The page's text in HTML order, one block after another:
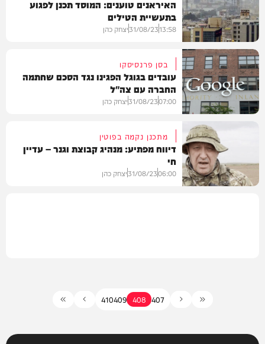
צבא וביטחון
האיראנים טוענים: המוסד תכנן לפגוע
בתעשיית הטילים
13:58
31/08/23יצחק כהן
בעולם
בסן פרנסיסקו
עובדים בגוגל הפגינו נגד הסכם שחתמה
החברה עם צה"ל
07:00
31/08/23יצחק כהן
מתכנן נקמה בפוטין
דיווח מפתיע: מנהיג קבוצת וגנר – עדיין
חי
06:00
31/08/23יצחק כהן
407
408
409
410